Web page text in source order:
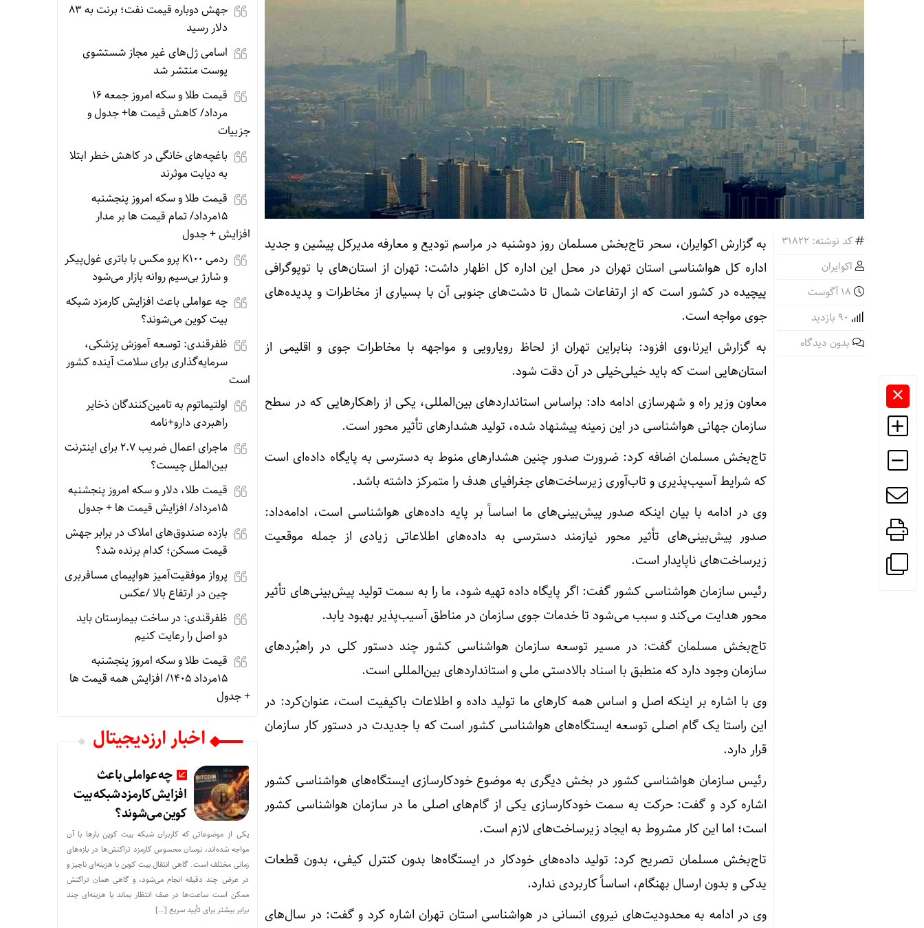
کد نوشته: 31822
اکوایران
بدون دیدگاه
به گزارش اکوایران، سحر تاج‌بخش مسلمان روز دوشنبه در مراسم تودیع و معارفه مدیرکل پیشین و جدید
اداره کل هواشناسی استان تهران در محل این اداره کل اظهار داشت: تهران از استان‌های با توپوگرافی
پیچیده در کشور است که از ارتفاعات شمال تا دشت‌های جنوبی آن با بسیاری از مخاطرات و پدیده‌های
جوی مواجه است.
به گزارش ایرنا،وی افزود: بنابراین تهران از لحاظ رویارویی و مواجهه با مخاطرات جوی و اقلیمی از
استان‌هایی است که باید خیلی‌خیلی در آن دقت شود.
معاون وزیر راه و شهرسازی ادامه داد: براساس استانداردهای بین‌المللی، یکی از راهکارهایی که در سطح
سازمان جهانی هواشناسی در این زمینه پیشنهاد شده، تولید هشدارهای تأثیر محور است.
تاج‌بخش مسلمان اضافه کرد: ضرورت صدور چنین هشدارهای منوط به دسترسی به پایگاه داده‌ای است
که شرایط آسیب‌پذیری و تاب‌آوری زیرساخت‌های جغرافیای هدف را متمرکز داشته باشد.
وی در ادامه با بیان اینکه صدور پیش‌بینی‌های ما اساساً بر پایه داده‌های هواشناسی است، ادامه‌داد:
صدور پیش‌بینی‌های تأثیر محور نیازمند دسترسی به داده‌های اطلاعاتی زیادی از جمله موقعیت
زیرساخت‌های ناپایدار است.
رئیس سازمان هواشناسی کشور گفت: اگر پایگاه داده تهیه شود، ما را به سمت تولید پیش‌بینی‌های تأثیر
محور هدایت می‌کند و سبب می‌شود تا خدمات جوی سازمان در مناطق آسیب‌پذیر بهبود یابد.
تاج‌بخش مسلمان گفت: در مسیر توسعه سازمان هواشناسی کشور چند دستور کلی در راهبُردهای
سازمان وجود دارد که منطبق با اسناد بالادستی ملی و استانداردهای بین‌المللی است.
وی با اشاره بر اینکه اصل و اساس همه کارهای ما تولید داده و اطلاعات باکیفیت است، عنوان‌کرد: در
این راستا یک گام اصلی توسعه ایستگاه‌های هواشناسی کشور است که با جدیدت در دستور کار سازمان
قرار دارد.
رئیس سازمان هواشناسی کشور در بخش دیگری به موضوع خودکارسازی ایستگاه‌های هواشناسی کشور
اشاره کرد و گفت: حرکت به سمت خودکارسازی یکی از گام‌های اصلی ما در سازمان هواشناسی کشور
است؛ اما این کار مشروط به ایجاد زیرساخت‌های لازم است.
تاج‌بخش مسلمان تصریح کرد: تولید داده‌های خودکار در ایستگاه‌ها بدون کنترل کیفی، بدون قطعات
یدکی و بدون ارسال بهنگام، اساساً کاربردی ندارد.
وی در ادامه به محدودیت‌های نیروی انسانی در هواشناسی استان تهران اشاره کرد و گفت: در سال‌های
جهش دوباره قیمت نفت؛ برنت به ۸۳
دلار رسید
اسامی ژل‌های غیر مجاز شستشوی
پوست منتشر شد
قیمت طلا و سکه امروز جمعه ۱۶
مرداد/ کاهش قیمت ها+ جدول و
جزییات
باغچه‌های خانگی در کاهش خطر ابتلا
به دیابت موثرند
قیمت طلا و سکه امروز پنجشنبه
15مرداد/ تمام قیمت ها بر مدار
افزایش + جدول
ردمی K100 پرو مکس با باتری غول‌پیکر
و شارژ بی‌سیم روانه بازار می‌شود
چه عواملی باعث افزایش کارمزد شبکه
بیت کوین می‌شوند؟
ظفرقندی: توسعه آموزش پزشکی،
سرمایه‌گذاری برای سلامت آینده کشور
است
اولتیماتوم به تامین‌کنندگان ذخایر
راهبردی دارو+نامه
ماجرای اعمال ضریب ۲.۷ برای اینترنت
بین‌الملل چیست؟
قیمت طلا، دلار و سکه امروز پنجشنبه
15مرداد/ افزایش قیمت ها + جدول
بازده صندوق‌های املاک در برابر جهش
قیمت مسکن؛ کدام برنده شد؟
پرواز موفقیت‌آمیز هواپیمای مسافربری
چین در ارتفاع بالا /عکس
ظفرقندی: در ساخت بیمارستان باید
دو اصل را رعایت کنیم
قیمت طلا و سکه امروز پنجشنبه
15مرداد 1405/ افزایش همه قیمت ها
+ جدول
اخبار ارزدیجیتال
چه عواملی باعث
افزایش کارمزد شبکه بیت
کوین می‌شوند؟
یکی از موضوعاتی که کاربران شبکه بیت کوین بارها با آن
مواجه شده‌اند، نوسان محسوس کارمزد تراکنش‌ها در بازه‌های
زمانی مختلف است. گاهی انتقال بیت کوین با هزینه‌ای ناچیز و
در عرض چند دقیقه انجام می‌شود، و گاهی همان تراکنش
ممکن است ساعت‌ها در صف انتظار بماند یا هزینه‌ای چند
برابر بیشتر برای تأیید سریع […]